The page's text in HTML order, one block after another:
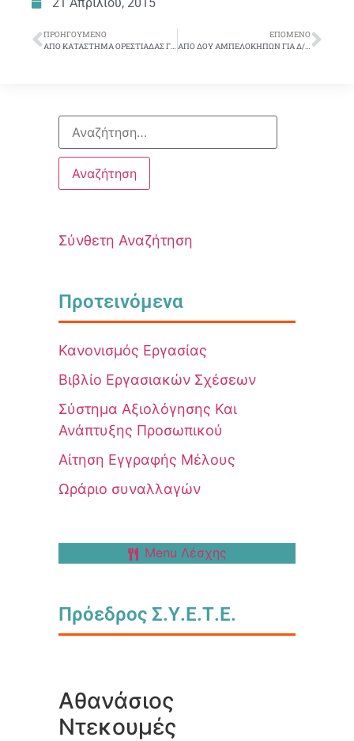
ΠΡΟΗΓΟΎΜΕΝΟ
ΑΠΟ ΚΑΤΑΣΤΗΜΑ ΟΡΕΣΤΙΑΔΑΣ ΓΙΑ ΚΑΤΑΣΤΗΜΑ ΚΟΜΟΤΗΝΗΣ ή ΞΑΝΘΗΣ
ΕΠΌΜΕΝΟ
ΑΠΟ ΔΟΥ ΑΜΠΕΛΟΚΗΠΩΝ ΓΙΑ Δ/ΝΣΗ ΑΚΙΝΗΤΗΣ ΠΕΡΙΟΥΣΙΑΣ….
Σύνθετη Αναζήτηση
Προτεινόμενα
Κανονισμός Εργασίας
Βιβλίο Εργασιακών Σχέσεων
Σύστημα Αξιολόγησης Και
Ανάπτυξης Προσωπικού
Αίτηση Εγγραφής Μέλους
Ωράριο συναλλαγών
Menu Λέσχης
Πρόεδρος Σ.Υ.Ε.Τ.Ε.
Αθανάσιος
Ντεκουμές